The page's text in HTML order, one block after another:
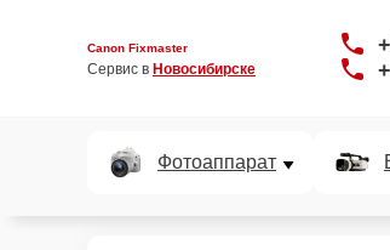
Canon Fixmaster
Сервис в Новосибирске
Фотоаппарат